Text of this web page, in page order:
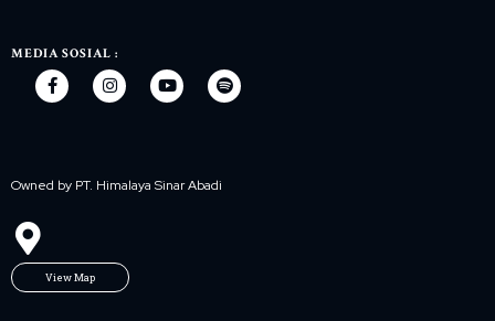
MEDIA SOSIAL :
Owned by PT. Himalaya Sinar Abadi
View Map